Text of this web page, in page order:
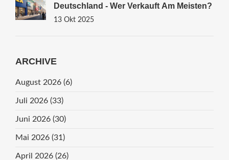
Deutschland - Wer Verkauft Am Meisten?
13 Okt 2025
ARCHIVE
August 2026 (6)
Juli 2026 (33)
Juni 2026 (30)
Mai 2026 (31)
April 2026 (26)